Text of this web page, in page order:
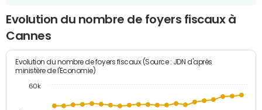
Evolution du nombre de foyers fiscaux à
Cannes
Evolution du nombre de foyers fiscaux (Source : JDN d'après
ministère de l'Economie)
60k